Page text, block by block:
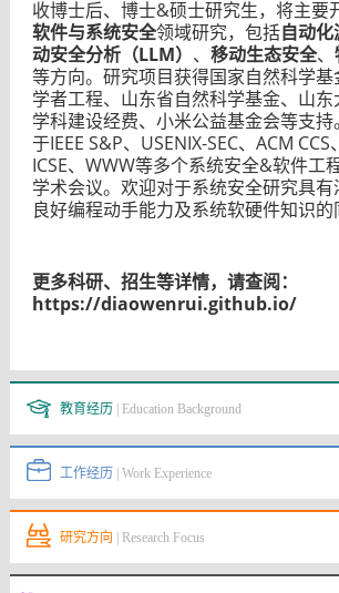
收博士后、博士&硕士研究生， 将主要
软件与系统安全领域研究，包括自动化
动安全分析（LLM） 、 移动生态安全、
等方向。研究项目获得国家自然科学
学者工程、山东省自然科学基金、山
学科建设经费、小米公益基金会等支
于IEEE S&P、USENIX-SEC、ACM CCS
ICSE、WWW等多个系统安全&软件工
学术会议。欢迎对于系统安全研究具
良好编程动手能力及系统软硬件知识的
更多科研、招生等详情，请查阅：
https://diaowenrui.github.io/
教育经历 | Education Background
工作经历 | Work Experience
研究方向 | Research Focus